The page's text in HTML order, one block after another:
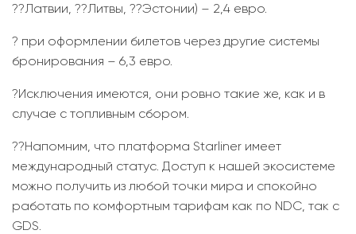
??Латвии, ??Литвы, ??Эстонии) – 2,4 евро.
? при оформлении билетов через другие системы
бронирования – 6,3 евро.
?Исключения имеются, они ровно такие же, как и в
случае с топливным сбором.
??Напомним, что платформа Starliner имеет
международный статус. Доступ к нашей экосистеме
можно получить из любой точки мира и спокойно
работать по комфортным тарифам как по NDC, так с
GDS.